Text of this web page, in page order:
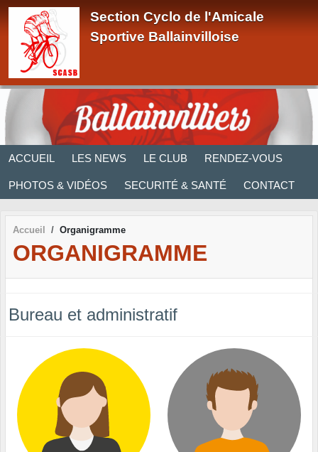
Section Cyclo de l'Amicale
Sportive Ballainvilloise
ACCUEIL LES NEWS LE CLUB RENDEZ-VOUS
PHOTOS & VIDÉOS SECURITÉ & SANTÉ CONTACT
Accueil Organigramme
ORGANIGRAMME
Bureau et administratif
Panneau de gestion des cookies